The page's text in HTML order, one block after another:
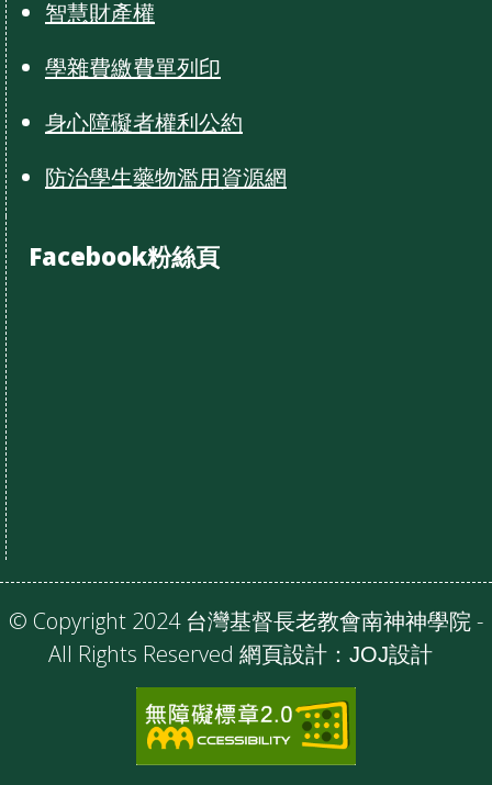
智慧財產權
學雜費繳費單列印
身心障礙者權利公約
防治學生藥物濫用資源網
Facebook粉絲頁
© Copyright 2024 台灣基督長老教會南神神學院 -
All Rights Reserved 網頁設計： JOJ設計